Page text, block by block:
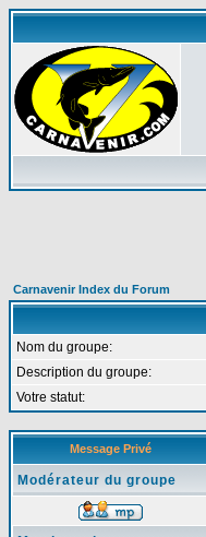
Carnavenir Index du Forum
Nom du groupe:
Description du groupe:
Votre statut:
Message Privé
Modérateur du groupe